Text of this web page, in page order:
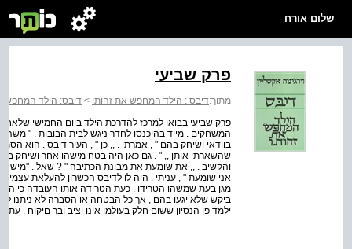
שלום אורח
פרק שביעי
מתוך:דיבס : הילד המחפש את זהותו > דיבס: הילד המחפש
פרק שביעי בבואו למרכז להדרכת הילד ביום החמישי שלאחר
המשחקים . מייד בהיכנסו לחדר ניגש לבית הבובות . "
בוודאי ושיחק בהם " , אמרתי . ,, כן " , העיר דיבס . הוא
שהשארתי אותן ,, " . גם כאן היה בטח מישהו אחר ושיחק
והקשיב . ,, את שומעת את מבונת הכתיבה " ? שאל . "מישהו
אני שומעת " , עניתי . היה לו לדיבס הכשרון להעלאת
מגן בעת שמשהו הטרידו . כעת הטרידה אותו העובדה כי
ביקש שלא יגעו בהם , אך כל הבטחה או הסברה לא ניתנו לו
ילמד פן הנסיון ששום חלק בעולמו אינו יציב ובר םיקוח